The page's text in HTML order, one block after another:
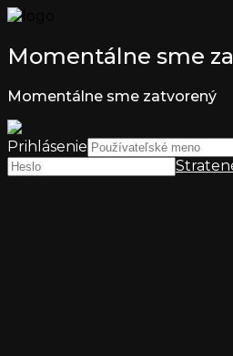
Momentálne sme
Momentálne sme zatvorený
Prihlásenie